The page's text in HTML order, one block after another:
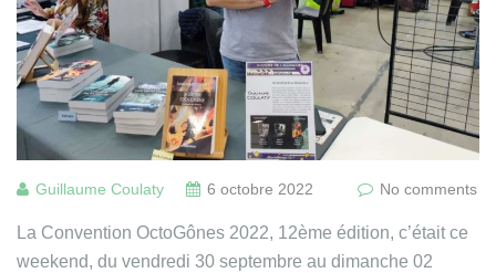
Guillaume Coulaty 6 octobre 2022 No comments
La Convention OctoGônes 2022, 12ème édition, c’était ce
weekend, du vendredi 30 septembre au dimanche 02